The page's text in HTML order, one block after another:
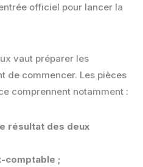
officiel pour lancer la
vaut préparer les
de commencer. Les pièces
comprennent notamment :
résultat des deux
comptable ;